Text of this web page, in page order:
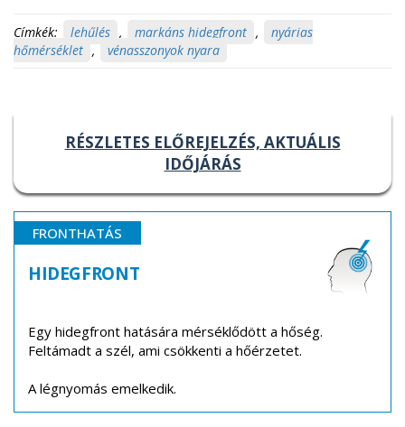
Címkék: lehűlés , markáns hidegfront ,
nyárias
hőmérséklet , vénasszonyok nyara
RÉSZLETES ELŐREJELZÉS, AKTUÁLIS
IDŐJÁRÁS
FRONTHATÁS
HIDEGFRONT
Egy hidegfront hatására mérséklődött a hőség.
Feltámadt a szél, ami csökkenti a hőérzetet.
A légnyomás emelkedik.